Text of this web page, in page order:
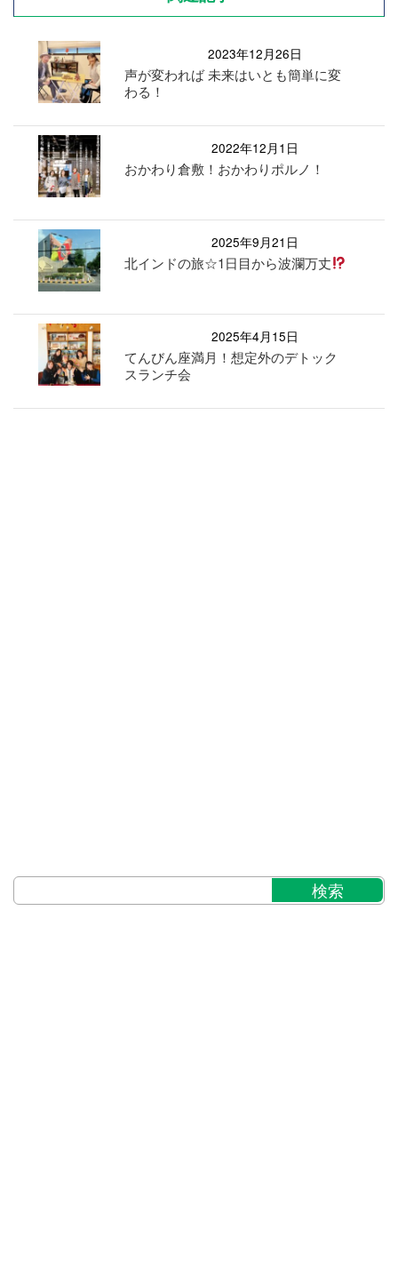
2023年12月26日
声が変われば 未来はいとも簡単に変
わる！
2022年12月1日
おかわり倉敷！おかわりポルノ！
2025年9月21日
北インドの旅☆1日目から波瀾万丈
2025年4月15日
てんびん座満月！想定外のデトック
スランチ会